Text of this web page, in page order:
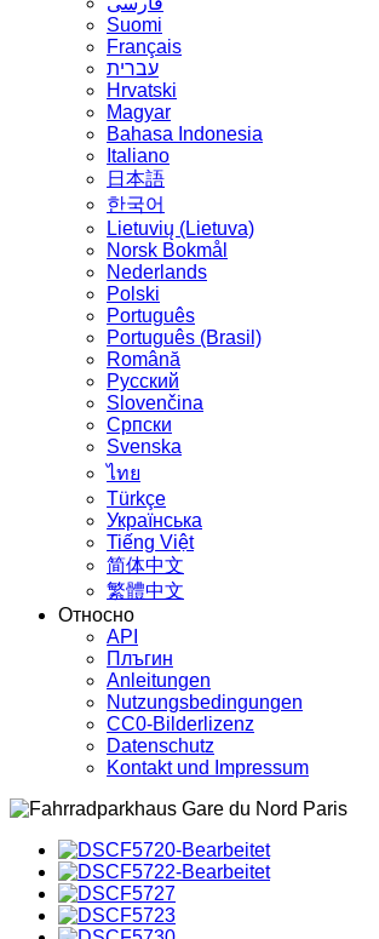
Suomi
Français
עברית
Hrvatski
Magyar
Bahasa Indonesia
Italiano
日本語
한국어
Lietuvių (Lietuva)
‪Norsk Bokmål‬
Nederlands
Polski
Português
Português (Brasil)
Română
Русский
Slovenčina
Српски
Svenska
ไทย
Türkçe
Українська
Tiếng Việt
简体中文
繁體中文
Относно
API
Плъгин
Anleitungen
Nutzungsbedingungen
CC0-Bilderlizenz
Datenschutz
Kontakt und Impressum